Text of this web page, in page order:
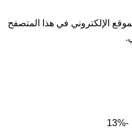
الإلكتروني في هذا المتصفح
-13%